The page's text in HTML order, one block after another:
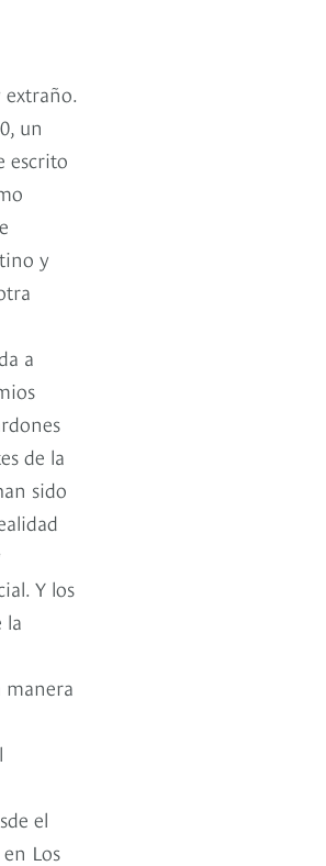
un
escrito
y
a
de la
sido
Y los
la
el
Los